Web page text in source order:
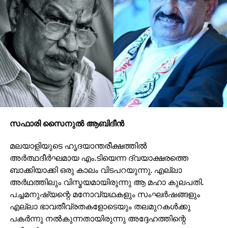
സഫാരി സൈനുല്‍ ആബിദീന്‍
അര്‍ത്ഥദീര്‍ഘമായ എം.ടിയെന്ന ദ്വയാക്ഷരത്തെ
അര്‍ഥത്തിലും വിസ്മയമായിരുന്നു ആ മഹാ കുലപതി.
പച്ചമനുഷ്യന്റെ മനോവ്യഥകളും സംഘര്‍ഷങ്ങളും
എല്ലാ ഭാവതീവ്രതകളോടെയും തലമുറകള്‍ക്കു
പകര്‍ന്നു നല്‍കുന്നതായിരുന്നു അദ്ദേഹത്തിന്റെ
വരികള്‍.
ചന്ദ്രിക പത്രത്തിന്റെ കോഴിക്കോട്ടെ ഓഫീസില്‍